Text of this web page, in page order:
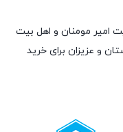
امیر مومنان و اهل بیت
و عزیزان برای خرید